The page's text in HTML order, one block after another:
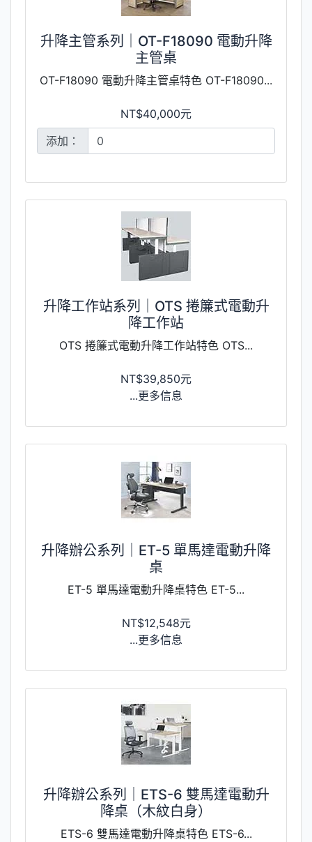
升降主管系列｜OT-F18090 電動升降
主管桌
OT-F18090 電動升降主管桌特色 OT-F18090...
NT$40,000元
添加：
升降工作站系列｜OTS 捲簾式電動升
降工作站
OTS 捲簾式電動升降工作站特色 OTS...
NT$39,850元
...更多信息
升降辦公系列｜ET-5 單馬達電動升降
桌
ET-5 單馬達電動升降桌特色 ET-5...
NT$12,548元
...更多信息
升降辦公系列｜ETS-6 雙馬達電動升
降桌（木紋白身）
ETS-6 雙馬達電動升降桌特色 ETS-6...